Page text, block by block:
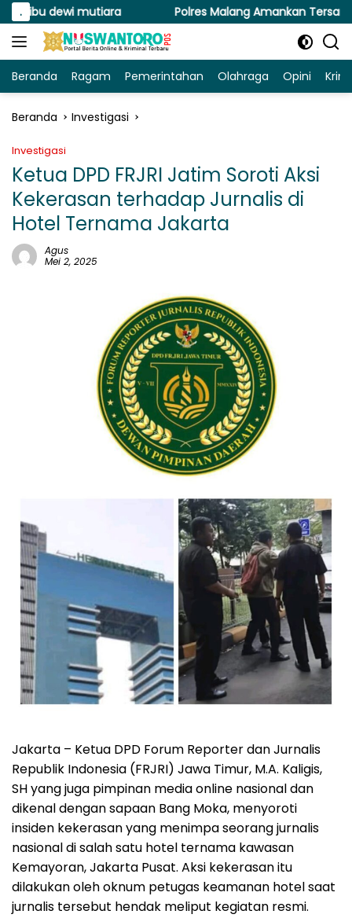
Langsung
ke
konten
.
mutiara Polres Malang Amankan Tersangka
Beranda Ragam Pemerintahan Olahraga Opini
Beranda Investigasi
Investigasi
Ketua DPD FRJRI Jatim Soroti Aksi
Kekerasan terhadap Jurnalis di
Hotel Ternama Jakarta
Agus
Mei 2, 2025
Jakarta – Ketua DPD Forum Reporter dan Jurnalis
Republik Indonesia (FRJRI) Jawa Timur, M.A. Kaligis,
SH yang juga pimpinan media online nasional dan
dikenal dengan sapaan Bang Moka, menyoroti
insiden kekerasan yang menimpa seorang jurnalis
nasional di salah satu hotel ternama kawasan
Kemayoran, Jakarta Pusat. Aksi kekerasan itu
dilakukan oleh oknum petugas keamanan hotel saat
jurnalis tersebut hendak meliput kegiatan resmi.